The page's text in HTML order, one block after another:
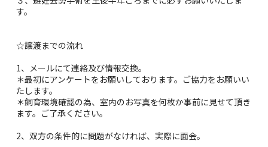
す。
☆譲渡までの流れ
1、メールにて連絡及び情報交換。
＊最初にアンケートをお願いしております。ご協力をお願いい
たします。
＊飼育環境確認の為、室内のお写真を何枚か事前に見せて頂き
ます。ご了承ください。
2、双方の条件的に問題がなければ、実際に面会。